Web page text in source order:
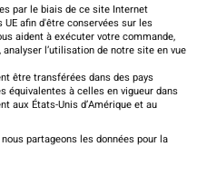
par le biais de ce site Internet
afin d'être conservées sur les
aident à exécuter votre commande,
l’utilisation de notre site en vue
être transférées dans des pays
équivalentes à celles en vigueur dans
aux États-Unis d’Amérique et au
partageons les données pour la